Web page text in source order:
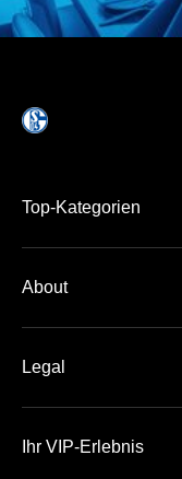
Top-Kategorien
Business Kreisel
About
Team
Legal
Ihr VIP-Erlebnis